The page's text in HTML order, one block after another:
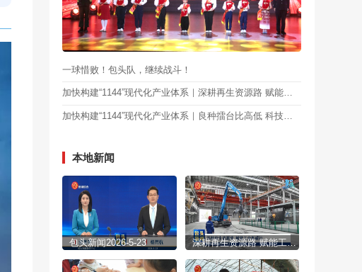
一球惜败！包头队，继续战斗！
加快构建“1144”现代化产业体系｜深耕再生资源路 赋能工业低碳行
加快构建“1144”现代化产业体系｜良种擂台比高低 科技助农促丰收
本地新闻
包头新闻2026-5-23 深耕再生资源路 赋能工业低碳行